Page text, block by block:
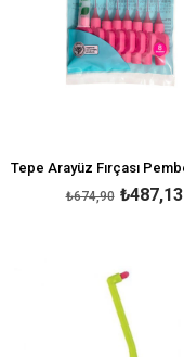
₺487,13
₺674,90